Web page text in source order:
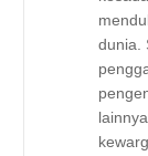
dunia.